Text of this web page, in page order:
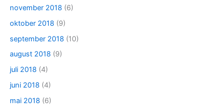
november 2018 (6)
oktober 2018 (9)
september 2018 (10)
august 2018 (9)
juli 2018 (4)
juni 2018 (4)
mai 2018 (6)